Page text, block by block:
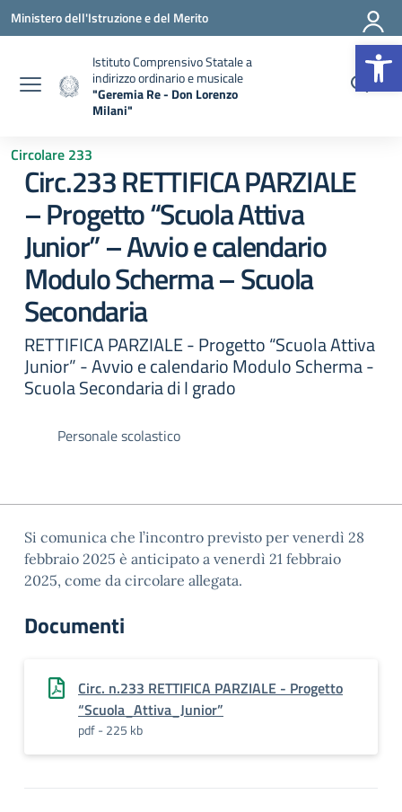
Vai ai contenuti
Vai al menu di navigazione
Vai al footer
Ministero dell'Istruzione e del Merito
Istituto Comprensivo Statale a
indirizzo ordinario e musicale
"Geremia Re - Don Lorenzo
Milani"
Circolare 233
Circ.233 RETTIFICA PARZIALE
– Progetto “Scuola Attiva
Junior” – Avvio e calendario
Modulo Scherma – Scuola
Secondaria
RETTIFICA PARZIALE - Progetto “Scuola Attiva
Junior” - Avvio e calendario Modulo Scherma -
Scuola Secondaria di I grado
Personale scolastico
Si comunica che l’incontro previsto per venerdì 28
febbraio 2025 è anticipato a venerdì 21 febbraio
2025, come da circolare allegata.
Documenti
Circ. n.233 RETTIFICA PARZIALE - Progetto
“Scuola_Attiva_Junior”
pdf - 225 kb